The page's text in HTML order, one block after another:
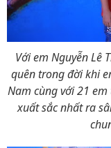
Với em Nguyễn Lê
quên trong đời khi
Nam cùng với 21
xuất sắc nhất ra